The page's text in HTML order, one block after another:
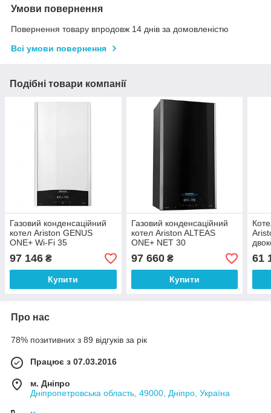
Умови повернення
Повернення товару впродовж 14 днів за домовленістю
Всі умови повернення
Подібні товари компанії
Газовий конденсаційний
котел Ariston GENUS
ONE+ Wi-Fi 35
97 146 ₴
Купити
Газовий конденсаційний
котел Ariston ALTEAS
ONE+ NET 30
97 660₴
Купити
61
Про нас
78% позитивних з 89 відгуків за рік
Працює з 07.03.2016
м. Дніпро
Дніпропетровська область, 49000, Дніпро, Україна